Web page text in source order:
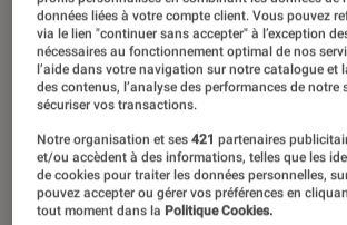
données liées à votre compte client. Vous pouvez
via le lien "continuer sans accepter" à l’exception
nécessaires au fonctionnement optimal de nos
l’aide dans votre navigation sur notre catalogue et
des contenus, l’analyse des performances de notre
sécuriser vos transactions.
Notre organisation et ses421 partenaires
et/ou accèdent à des informations, telles que les
de cookies pour traiter les données personnelles,
pouvez accepter ou gérer vos préférences en
tout moment dans la Politique Cookies.